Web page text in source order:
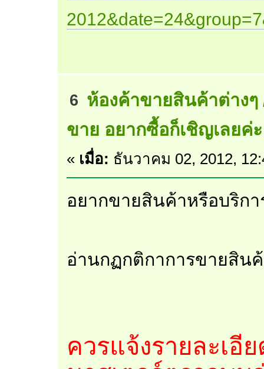
6 ห้องค้าขายสินค้าต่างๆ
ขาย อยากซื้อก็เชิญเลยค่ะ
« เมื่อ: ธันวาคม 02, 2012,
อยากขายสินค้าหรือบริก
อ่านกฏกติกาการขายสิน
ควรแจ้งรายละเอี